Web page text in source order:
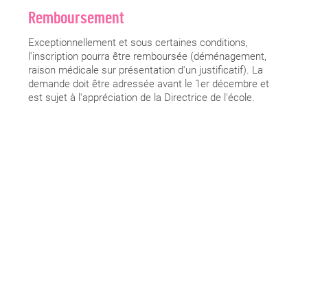
Remboursement
Exceptionnellement et sous certaines conditions,
l'inscription pourra être remboursée (déménagement,
raison médicale sur présentation d'un justificatif). La
demande doit être adressée avant le 1er décembre et
est sujet à l'appréciation de la Directrice de l'école.